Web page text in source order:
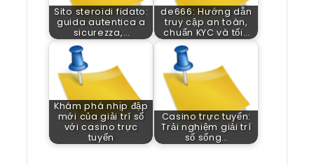
Sito steroidi fidato:
guida autentica a
sicurezza,…
de666: Hướng dẫn
truy cập an toàn,
chuẩn KYC và tối…
Khám phá nhịp đập
mới của giải trí số
với casino trực
tuyến
Casino trực tuyến:
Trải nghiệm giải trí
số sống…